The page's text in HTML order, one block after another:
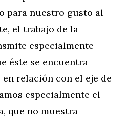
para nuestro gusto al
el trabajo de la
especialmente
éste se encuentra
relación con el eje de
especialmente el
que no muestra